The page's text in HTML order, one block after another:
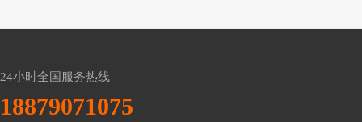
24小时全国服务热线
18879071075